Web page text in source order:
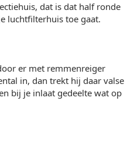
dat is dat half ronde
luchtfilterhuis toe gaat.
er met remmenreiger
in, dan trekt hij daar valse
bij je inlaat gedeelte wat op